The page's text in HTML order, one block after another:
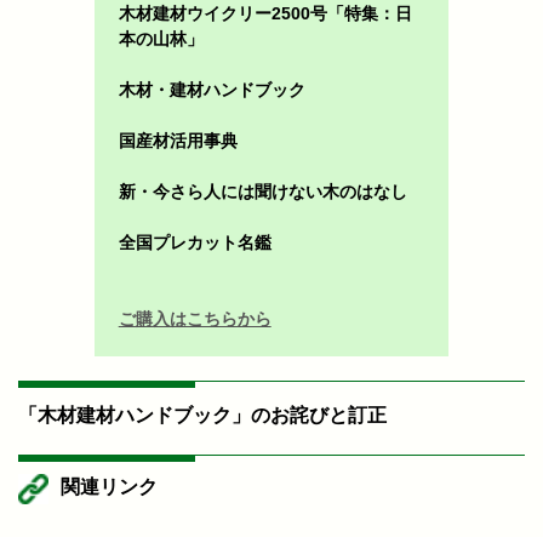
木材建材ウイクリー2500号「特集：日
本の山林」
木材・建材ハンドブック
国産材活用事典
新・今さら人には聞けない木のはなし
全国プレカット名鑑
ご購入はこちらから
「木材建材ハンドブック」のお詫びと訂正
関連リンク